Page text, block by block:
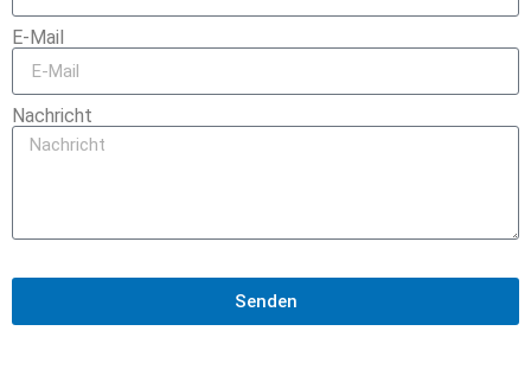
E-Mail
Nachricht
Senden